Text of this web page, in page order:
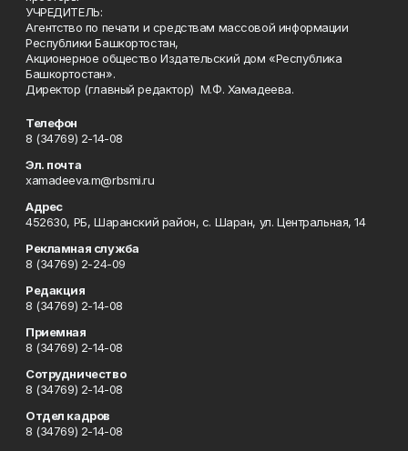
УЧРЕДИТЕЛЬ:
Агентство по печати и средствам массовой информации
Республики Башкортостан,
Акционерное общество Издательский дом «Республика
Башкортостан».
Директор (главный редактор) М.Ф. Хамадеева.
Телефон
8 (34769) 2-14-08
Эл. почта
xamadeeva.m@rbsmi.ru
Адрес
452630, РБ, Шаранский район, с. Шаран, ул. Центральная, 14
Рекламная служба
8 (34769) 2-24-09
Редакция
8 (34769) 2-14-08
Приемная
8 (34769) 2-14-08
Сотрудничество
8 (34769) 2-14-08
Отдел кадров
8 (34769) 2-14-08